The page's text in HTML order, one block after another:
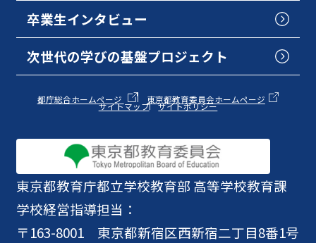
東京都教育庁都立学校教育部 高等学校教育課
学校経営指導担当：
〒163-8001 東京都新宿区西新宿二丁目8番1号
卒業生インタビュー
次世代の学びの基盤プロジェクト
都庁総合ホームページ 東京都教育委員会ホームページ
サイトマップ サイトポリシー